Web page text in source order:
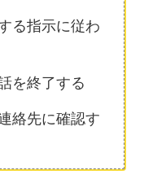
る指示に従わ
を終了する
絡先に確認す